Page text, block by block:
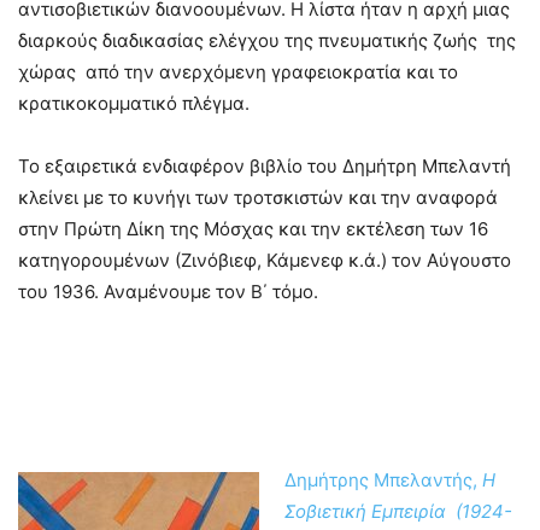
αντισοβιετικών διανοουμένων. Η λίστα ήταν η αρχή μιας
διαρκούς διαδικασίας ελέγχου της πνευματικής ζωής της
χώρας από την ανερχόμενη γραφειοκρατία και το
κρατικοκομματικό πλέγμα.
Το εξαιρετικά ενδιαφέρον βιβλίο του Δημήτρη Μπελαντή
κλείνει με το κυνήγι των τροτσκιστών και την αναφορά
στην Πρώτη Δίκη της Μόσχας και την εκτέλεση των 16
κατηγορουμένων (Ζινόβιεφ, Κάμενεφ κ.ά.) τον Αύγουστο
του 1936. Αναμένουμε τον Β΄ τόμο.
Δημήτρης Μπελαντής, Η
Σοβιετική Εμπειρία (1924-